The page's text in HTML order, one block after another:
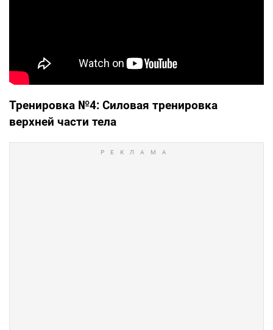
Тренировка №4: Силовая тренировка
верхней части тела